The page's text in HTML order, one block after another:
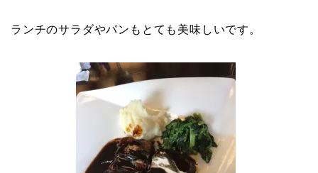
ランチのサラダやパンもとても美味しいです。